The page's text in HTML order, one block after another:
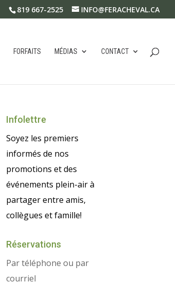
819 667-2525 INFO@FERACHEVAL.CA
FORFAITS MÉDIAS CONTACT
Infolettre
Soyez les premiers
informés de nos
promotions et des
événements plein-air à
partager entre amis,
collègues et famille!
Réservations
Par téléphone ou par
courriel